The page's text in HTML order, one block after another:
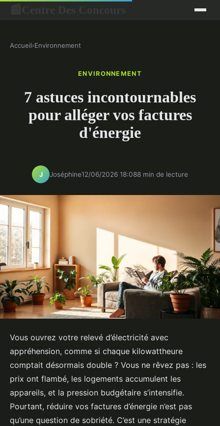
Accueil›Environnement
ENVIRONNEMENT
7 astuces incontournables
pour alléger vos factures
d'énergie
J Joséphine12/06/2026 18:088 min de lecture
Vous ouvrez votre relevé d’électricité avec
appréhension, comme si chaque kilowattheure
comptait désormais double ? Vous ne rêvez pas : les
prix ont flambé, les logements accumulent les
appareils, et la pression budgétaire s’intensifie.
Pourtant, réduire vos factures d’énergie n’est pas
qu’une question de sobriété. C’est une stratégie